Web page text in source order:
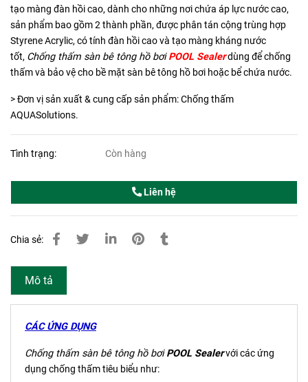
tạo màng đàn hồi cao, dành cho những nơi chứa áp lực nước cao,
sản phẩm bao gồm 2 thành phần, được phân tán cộng trùng hợp
Styrene Acrylic, có tính đàn hồi cao và tạo màng kháng nước
tốt, Chống thấm sàn bê tông hồ bơiPOOL Sealerdùng để chống
thấm và bảo vệ cho bề mặt sàn bê tông hồ bơi hoặc bể chứa nước.
> Đơn vị sản xuất & cung cấp sản phẩm: Chống thấm
AQUASolutions.
Tình trạng: Còn hàng
Liên hệ
Chia sẻ:
Mô tả
CÁC ỨNG DỤNG
Chống thấm sàn bê tông hồ bơiPOOL Sealervới các ứng
dụng chống thấm tiêu biểu như: